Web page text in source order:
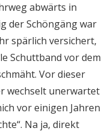
abwärts in
der Schöngäng war
spärlich versichert,
Schuttband vor dem
Vor dieser
wechselt unerwartet
vor einigen Jahren
Na ja, direkt